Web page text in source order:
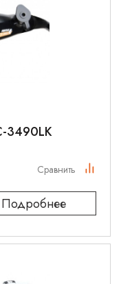
3490LK
Подробнее
Сравнить